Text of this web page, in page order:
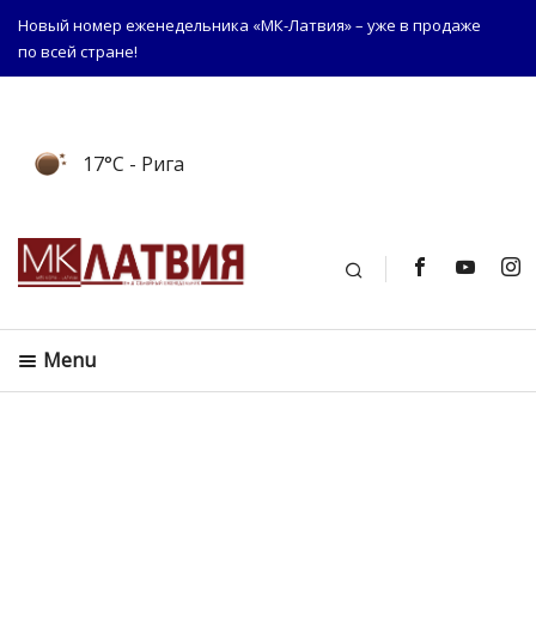
Новый номер еженедельника «МК-Латвия» – уже в продаже
по всей стране!
17°C - Рига
Поиск
Menu